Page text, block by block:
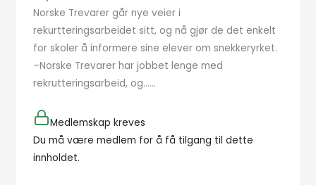
Norske Trevarer går nye veier i
rekurtteringsarbeidet sitt, og nå gjør de det enkelt
for skoler å informere sine elever om snekkeryrket.
–Norske Trevarer har jobbet lenge med
rekrutteringsarbeid, og…...
Medlemskap kreves
Du må være medlem for å få tilgang til dette
innholdet.